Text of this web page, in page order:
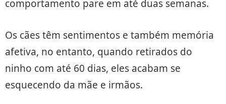
comportamento pare em até duas semanas.
Os cães têm sentimentos e também memória
afetiva, no entanto, quando retirados do
ninho com até 60 dias, eles acabam se
esquecendo da mãe e irmãos.